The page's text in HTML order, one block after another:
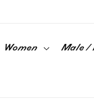
Women Male /